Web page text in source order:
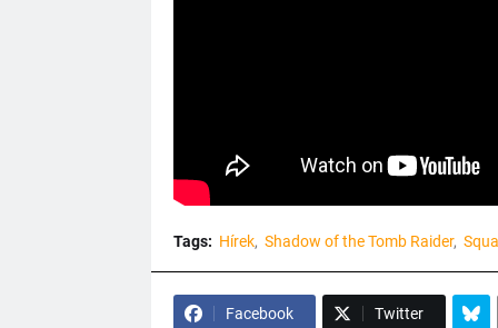
Tags: Hírek Shadow of the Tomb Raider
Facebook Twitter